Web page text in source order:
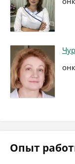
Опыт